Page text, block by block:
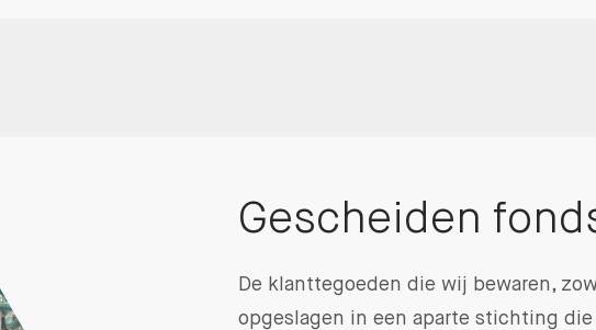
Gescheiden
De klanttegoeden die wij bewaren,
opgeslagen in een aparte stichting